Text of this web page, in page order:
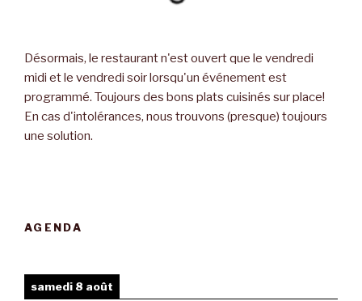
Désormais, le restaurant n'est ouvert que le vendredi
midi et le vendredi soir lorsqu'un événement est
programmé. Toujours des bons plats cuisinés sur place!
En cas d'intolérances, nous trouvons (presque) toujours
une solution.
AGENDA
samedi 8 août